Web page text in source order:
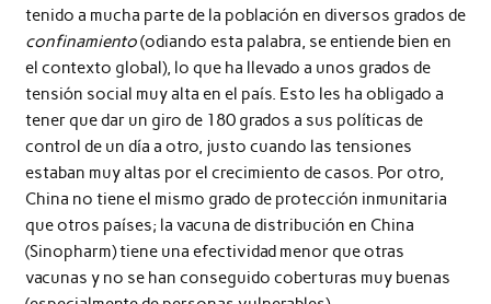
tenido a mucha parte de la población en diversos grados de
confinamiento(odiando esta palabra, se entiende bien en
el contexto global), lo que ha llevado a unos grados de
tensión social muy alta en el país. Esto les ha obligado a
tener que dar un giro de 180 grados a sus políticas de
control de un día a otro, justo cuando las tensiones
estaban muy altas por el crecimiento de casos. Por otro,
China no tiene el mismo grado de protección inmunitaria
que otros países; la vacuna de distribución en China
(Sinopharm) tiene una efectividad menor que otras
vacunas y no se han conseguido coberturas muy buenas